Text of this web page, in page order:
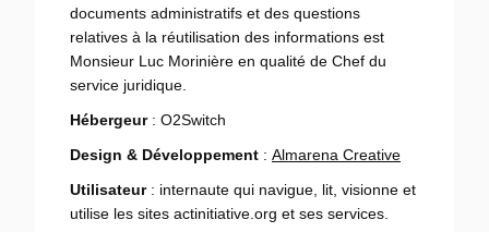
documents administratifs et des questions
relatives à la réutilisation des informations est
Monsieur Luc Morinière en qualité de Chef du
service juridique.
Hébergeur: O2Switch
Design & Développement : Almarena Creative
Utilisateur: internaute qui navigue, lit, visionne et
utilise les sites actinitiative.org et ses services.